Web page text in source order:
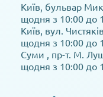
Київ, бульвар
щодня з 10:00 до
Київ, вул.
щодня з 10:00 до
Суми , пр-т. М.
щодня з 10:00 до